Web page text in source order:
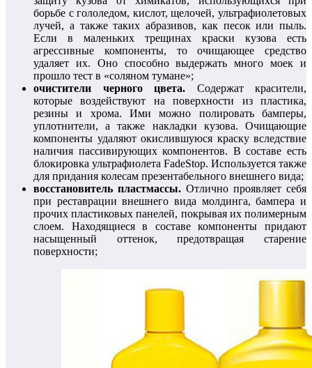
борьбе с гололедом, кислот, щелочей, ультрафиолетовых
лучей, а также таких абразивов, как песок или пыль.
Если в маленьких трещинах краски кузова есть
агрессивные компоненты, то очищающее средство
удаляет их. Оно способно выдержать много моек и
прошло тест в «соляном тумане»;
очистители черного цвета. Содержат красители,
которые воздействуют на поверхности из пластика,
резины и хрома. Ими можно полировать бамперы,
уплотнители, а также накладки кузова. Очищающие
компоненты удаляют окислившуюся краску вследствие
наличия пассивирующих компонентов. В составе есть
блокировка ультрафиолета FadeStop. Используется также
для придания колесам презентабельного внешнего вида;
восстановитель пластмассы. Отлично проявляет себя
при реставрации внешнего вида молдинга, бампера и
прочих пластиковых панелей, покрывая их полимерным
слоем. Находящиеся в составе компоненты придают
насыщенный оттенок, предотвращая старение
поверхности;